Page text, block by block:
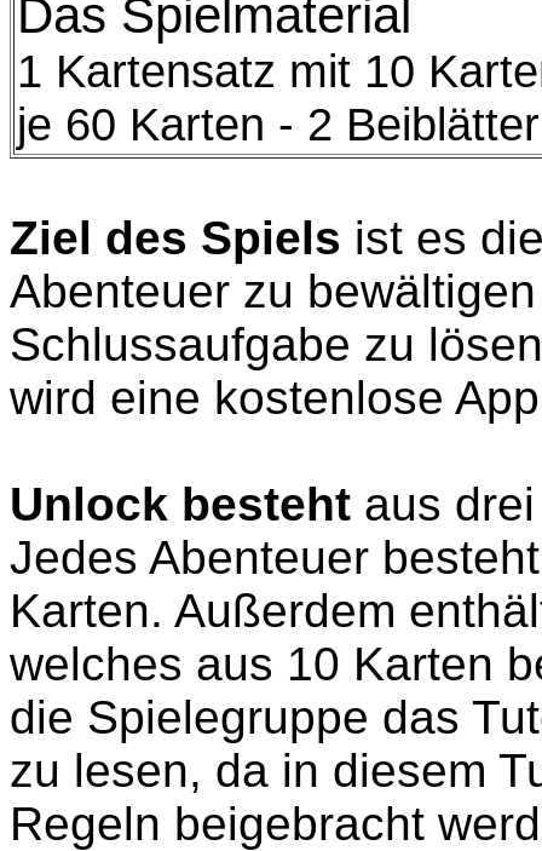
Das Spielmaterial
1 Kartensatz mit 10
je 60 Karten - 2
Ziel des Spiels ist es
Abenteuer zu
Schlussaufgabe zu
wird eine kostenlose
Unlock besteht aus
Jedes Abenteuer
Karten. Außerdem
welches aus 10 Karten
die Spielegruppe das
zu lesen, da in diesem
Regeln beigebracht